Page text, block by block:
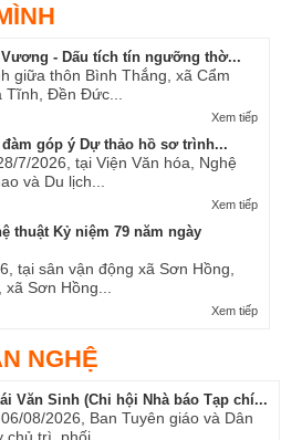
- Dấu tích tín ngưỡng thờ...
giữa thôn Bình Thắng, xã Cẩm
Tĩnh, Đền Đức...
Xem tiếp
góp ý Dự thảo hồ sơ trình...
7/2026, tại Viện Văn hóa, Nghệ
và Du lịch...
Xem tiếp
thuật Kỷ niệm 79 năm ngày
tại sân vận động xã Sơn Hồng,
Sơn Hồng...
Xem tiếp
NGHỆ
Văn Sinh (Chi hội Nhà báo Tạp chí...
08/2026, Ban Tuyên giáo và Dân
trì, phối...